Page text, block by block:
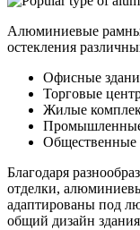
Алюминиевые
остекления
Офисные
Торговые
Жилые
Общественные
Благодаря
отделки,
адаптированы под
общий дизайн